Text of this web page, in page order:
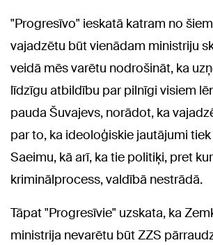
"Progresīvo" ieskatā katram no
vajadzētu būt vienādam ministriju
veidā mēs varētu nodrošināt, ka
līdzīgu atbildību par pilnīgi visiem
pauda Šuvajevs, norādot, ka
par to, ka ideoloģiskie jautājumi tiek
Saeimu, kā arī, ka tie politiķi, pret
kriminālprocess, valdībā nestrādā.
Tāpat "Progresīvie" uzskata, ka
ministrija nevarētu būt ZZS